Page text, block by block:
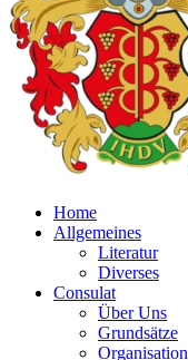
Home
Allgemeines
Literatur
Diverses
Consulat
Über Uns
Grundsätze
Organisation